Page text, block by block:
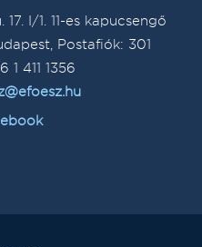
I/1. 11-es kapucsengő
Postafiók: 301
1 411 1356